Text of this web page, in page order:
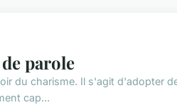
parole
du charisme. Il s'agit d'adopter
cap...